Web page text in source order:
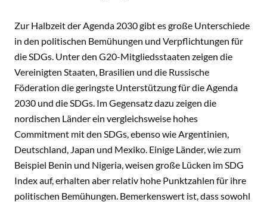
Zur Halbzeit der Agenda 2030 gibt es große Unterschiede
in den politischen Bemühungen und Verpflichtungen für
die SDGs. Unter den G20-Mitgliedsstaaten zeigen die
Vereinigten Staaten, Brasilien und die Russische
Föderation die geringste Unterstützung für die Agenda
2030 und die SDGs. Im Gegensatz dazu zeigen die
nordischen Länder ein vergleichsweise hohes
Commitment mit den SDGs, ebenso wie Argentinien,
Deutschland, Japan und Mexiko. Einige Länder, wie zum
Beispiel Benin und Nigeria, weisen große Lücken im SDG
Index auf, erhalten aber relativ hohe Punktzahlen für ihre
politischen Bemühungen. Bemerkenswert ist, dass sowohl